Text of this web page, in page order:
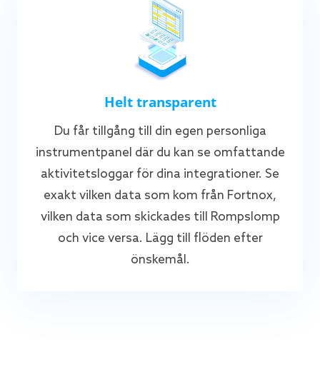
Helt transparent
Du får tillgång till din egen personliga
instrumentpanel där du kan se omfattande
aktivitetsloggar för dina integrationer. Se
exakt vilken data som kom från Fortnox,
vilken data som skickades till Rompslomp
och vice versa. Lägg till flöden efter
önskemål.